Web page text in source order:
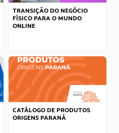
TRANSIÇÃO DO NEGÓCIO
FÍSICO PARA O MUNDO
ONLINE
CATÁLOGO DE PRODUTOS
ORIGENS PARANÁ